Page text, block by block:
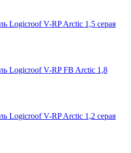
Logicroof V-RP Arctic 1,5 серая
Logicroof V-RP FB Arctic 1,8
Logicroof V-RP Arctic 1,2 серая